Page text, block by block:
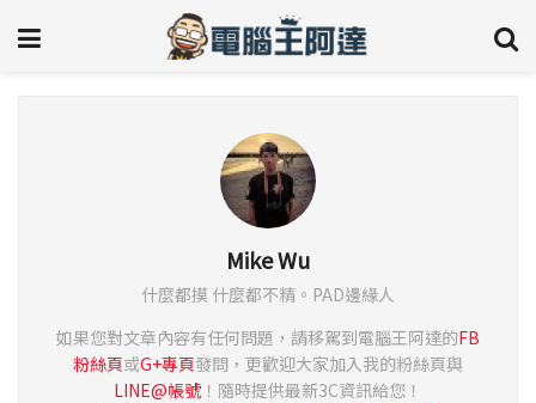
Mike Wu
什麼都摸 什麼都不精。PAD邊緣人
如果您對文章內容有任何問題，請移駕到電腦王阿達的FB
粉絲頁或G+專頁發問，更歡迎大家加入我的粉絲頁與
LINE@帳號！隨時提供最新3C資訊給您！